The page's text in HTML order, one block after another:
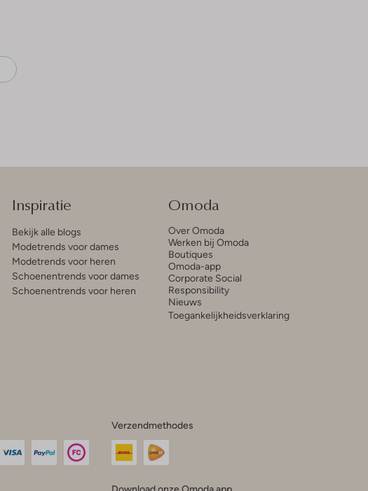
Inspiratie
Bekijk alle blogs
Modetrends voor dames
Modetrends voor heren
Schoenentrends voor dames
Schoenentrends voor heren
Omoda
Over Omoda
Werken bij Omoda
Boutiques
Omoda-app
Corporate Social
Responsibility
Nieuws
Toegankelijkheidsverklaring
Verzendmethodes